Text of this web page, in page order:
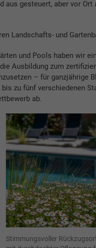
gesteuert, aber vor
Landschafts- und
und Pools haben wir
Ausbildung zum
– für ganzjährige
zu fünf verschiedenen
ab.
Stimmungsvoller